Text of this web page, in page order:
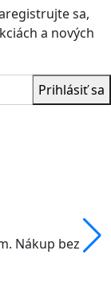
sa,
a nových
Prihlásiť sa
Nákup bez